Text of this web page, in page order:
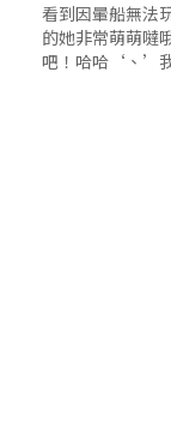
看到因暈船無法
的她非常萌萌噠
吧！哈哈‘、’